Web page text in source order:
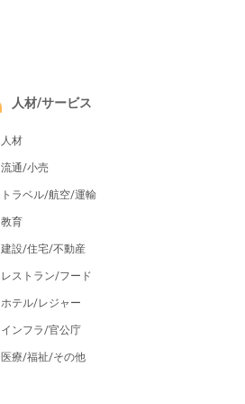
人材/サービス
人材
流通/小売
トラベル/航空/運輸
教育
建設/住宅/不動産
レストラン/フード
ホテル/レジャー
インフラ/官公庁
医療/福祉/その他